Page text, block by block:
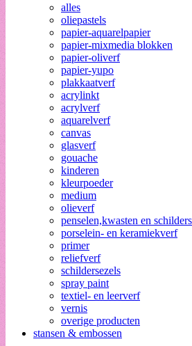
alles
oliepastels
papier-aquarelpapier
papier-mixmedia blokken
papier-oliverf
papier-yupo
plakkaatverf
acrylinkt
acrylverf
aquarelverf
canvas
glasverf
gouache
kinderen
kleurpoeder
medium
olieverf
penselen,kwasten en
porselein- en keramiekverf
primer
reliefverf
schildersezels
spray paint
textiel- en leerverf
vernis
overige producten
stansen & embossen